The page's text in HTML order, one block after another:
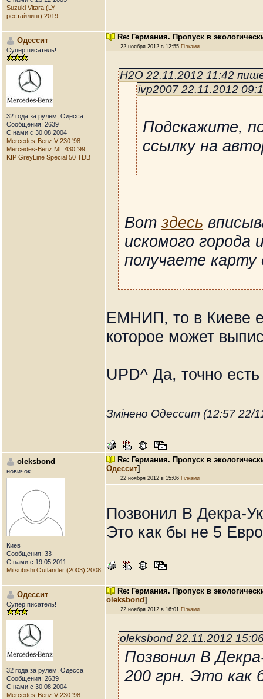
Suzuki Vitara (LY
рестайлинг) 2019
Одессит
Супер писатель!
32 года за рулем, Одесса
Сообщения: 2639
С нами с 30.08.2004
Mercedes-Benz V 230 '98
Mercedes-Benz ML 430 '99
KIP GreyLine Special 50 TDB
Re: Германия. Пропуск в
22 ноября 2012 в 12:55 Гілками
H2O 22.11.2012 11:42
ivp2007 22.11.2012
Подскажите,
ссылку на
Вот здесь
искомого города
получаете
ЕМНИП, то в Киеве
которое может
UPD^ Да, точно
Змінено Одессит (12:57 22/
oleksbond
новичок
Киев
Сообщения: 33
С нами с 19.05.2011
Mitsubishi Outlander (2003) 2008
Re: Германия. Пропуск в
Одессит]
22 ноября 2012 в 15:06 Гілками
Позвонил В Декра-
Это как бы не 5
Одессит
Супер писатель!
32 года за рулем, Одесса
Сообщения: 2639
С нами с 30.08.2004
Mercedes-Benz V 230 '98
Re: Германия. Пропуск в
oleksbond]
22 ноября 2012 в 16:01 Гілками
oleksbond 22.11.2012
Позвонил В
200 грн. Это как